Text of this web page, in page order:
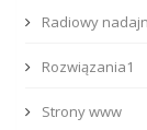
Radiowy
Rozwiązania1
Strony www